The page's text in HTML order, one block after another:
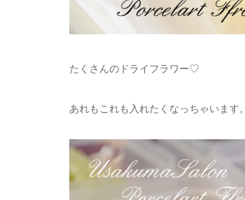
たくさんのドライフラワー♡
あれもこれも入れたくなっちゃいます。